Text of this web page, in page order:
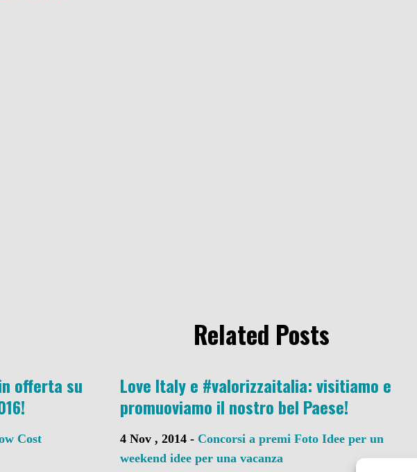
Related Posts
offerta su
Cost
Love Italy e #valorizzaitalia: visitiamo e
promuoviamo il nostro bel Paese!
4 Nov , 2014 - Concorsi a premi Foto Idee per un
weekend idee per una vacanza